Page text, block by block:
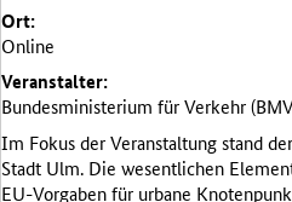
Ort:
Online
Veranstalter:
Bundesministerium für Verkehr
Im Fokus der Veranstaltung stand
Stadt Ulm. Die wesentlichen
EU-Vorgaben für urbane